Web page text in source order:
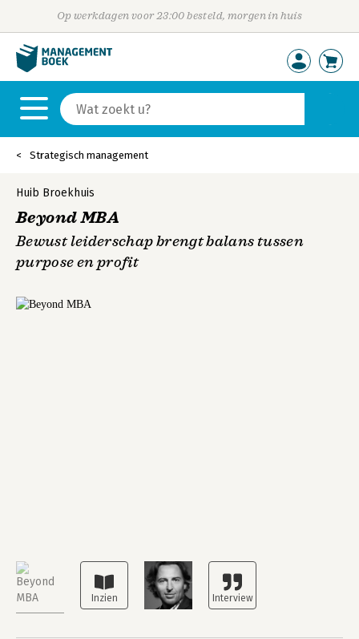
Op werkdagen voor 23:00 besteld, morgen in huis
Strategisch management
Huib Broekhuis
Beyond MBA
Bewust leiderschap brengt balans tussen
purpose en profit